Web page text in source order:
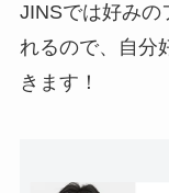
JINSでは好みの
れるので、自分
きます！